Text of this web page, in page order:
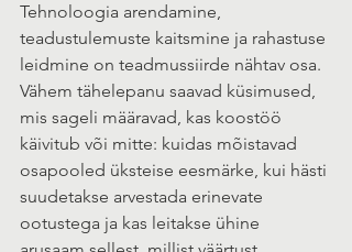
Tehnoloogia arendamine,
teadustulemuste kaitsmine ja rahastuse
leidmine on teadmussiirde nähtav osa.
Vähem tähelepanu saavad küsimused,
mis sageli määravad, kas koostöö
käivitub või mitte: kuidas mõistavad
osapooled üksteise eesmärke, kui hästi
suudetakse arvestada erinevate
ootustega ja kas leitakse ühine